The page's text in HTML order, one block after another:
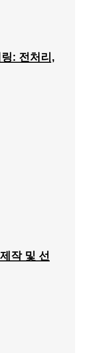
: 전처리,
작 및 선